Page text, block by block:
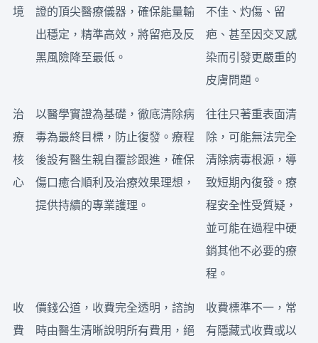
境
證的頂尖醫療儀器，確保能量輸
出穩定，精準高效，將留疤及反
黑風險降至最低。
不佳、灼傷、留
疤、甚至因交叉感
染而引發更嚴重的
皮膚問題。
治
療
核
心
以醫學實證為基礎，徹底清除病
毒為最終目標，防止復發。療程
後設有醫生親自覆診跟進，確保
傷口癒合順利及治療效果理想，
提供持續的專業護理。
往往只著重表面清
除，可能無法完全
清除病毒根源，導
致短期內復發。療
程安全性受質疑，
並可能在過程中硬
銷其他不必要的療
程。
收
費
價錢公道，收費完全透明，諮詢
時由醫生清晰說明所有費用，絕
收費標準不一，常
有隱藏式收費或以